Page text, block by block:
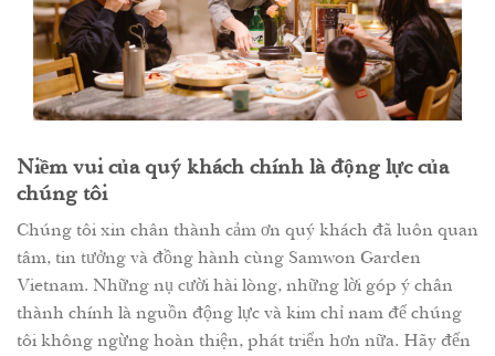
Niềm vui của quý khách chính là động lực của
chúng tôi
Chúng tôi xin chân thành cảm ơn quý khách đã luôn quan
tâm, tin tưởng và đồng hành cùng Samwon Garden
Vietnam. Những nụ cười hài lòng, những lời góp ý chân
thành chính là nguồn động lực và kim chỉ nam để chúng
tôi không ngừng hoàn thiện, phát triển hơn nữa. Hãy đến